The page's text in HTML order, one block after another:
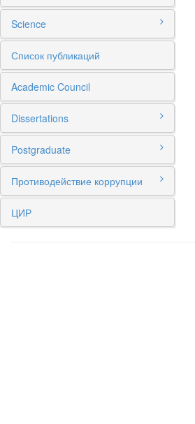
Science
Список публикаций
Academic Council
Dissertations
Postgraduate
Противодействие коррупции
ЦИР